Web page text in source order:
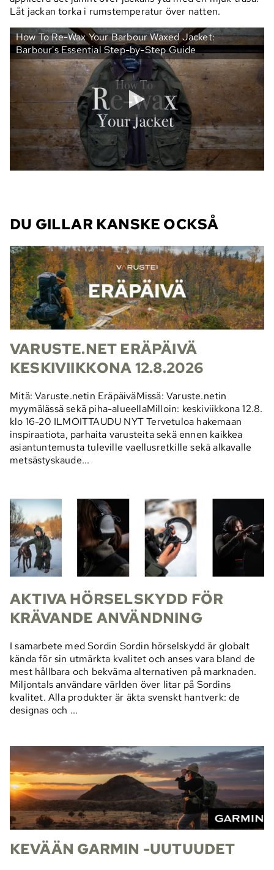
Låt jackan torka i rumstemperatur över natten.
How To Re-Wax Your Barbour Waxed Jacket:
Barbour's Essential Step-by-Step Guide
DU GILLAR KANSKE OCKSÅ
VARUSTE.NET ERÄPÄIVÄ
KESKIVIIKKONA 12.8.2026
Mitä: Varuste.netin EräpäiväMissä: Varuste.netin
myymälässä sekä piha-alueellaMilloin: keskiviikkona 12.8.
klo 16-20 ILMOITTAUDU NYT Tervetuloa hakemaan
inspiraatiota, parhaita varusteita sekä ennen kaikkea
asiantuntemusta tuleville vaellusretkille sekä alkavalle
metsästyskaude...
AKTIVA HÖRSELSKYDD FÖR
KRÄVANDE ANVÄNDNING
I samarbete med Sordin Sordin hörselskydd är globalt
kända för sin utmärkta kvalitet och anses vara bland de
mest hållbara och bekväma alternativen på marknaden.
Miljontals användare världen över litar på Sordins
kvalitet. Alla produkter är äkta svenskt hantverk: de
designas och ...
KEVÄÄN GARMIN -UUTUUDET